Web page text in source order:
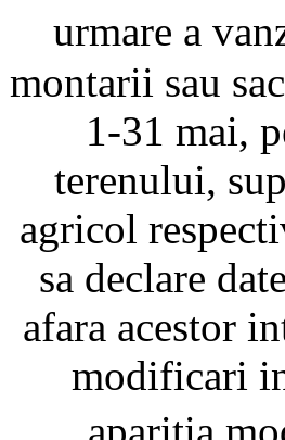
urmare a
montarii sau
1-31 mai,
terenului,
agricol
sa declare
afara acestor
modificari
aparitia